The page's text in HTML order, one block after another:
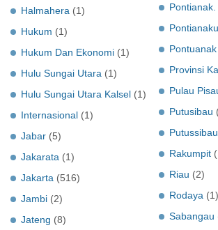
Halmahera (1)
Hukum (1)
Hukum Dan Ekonomi (1)
Hulu Sungai Utara (1)
Hulu Sungai Utara Kalsel (1)
Internasional (1)
Jabar (5)
Jakarata (1)
Jakarta (516)
Jambi (2)
Jateng (8)
Pontianak.
Pontianaku
Pontuanak
Provinsi
Pulau
Putusibau
Putussibau
Rakumpit
Riau (2)
Rodaya (1)
Sabangau